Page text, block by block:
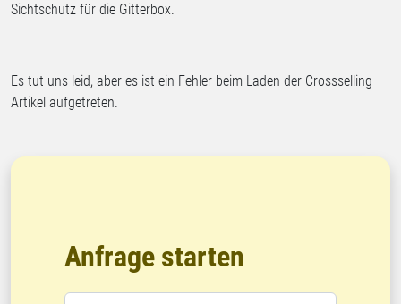
Sichtschutz für die Gitterbox.
Es tut uns leid, aber es ist ein Fehler beim Laden der Crossselling
Artikel aufgetreten.
Anfrage starten